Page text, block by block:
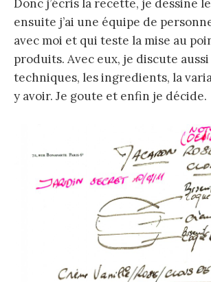
Donc j’écris la recette, je dessine
ensuite j’ai une équipe de
avec moi et qui teste la mise au
produits. Avec eux, je discute
techniques, les ingredients, la
y avoir. Je goute et enfin je décide.